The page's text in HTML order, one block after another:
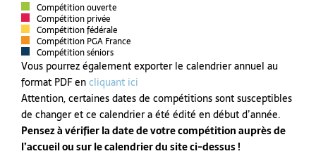
Compétition ouverte
Compétition privée
Compétition fédérale
Compétition PGA France
Compétition séniors
Vous pourrez également exporter le calendrier annuel au
format PDF encliquant ici
Attention, certaines dates de compétitions sont susceptibles
de changer et ce calendrier a été édité en début d’année.
Pensez à vérifier la date de votre compétition auprès de
l’accueil ou sur le calendrier du site ci-dessus !